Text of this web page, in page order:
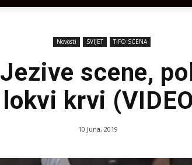
Navijaci
Novosti SVIJET TIFO SCENA
scene,
lokvi krvi
10 Juna, 2019